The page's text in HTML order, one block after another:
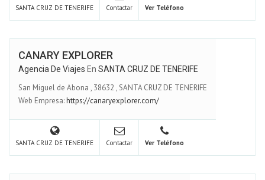
SANTA CRUZ DE TENERIFE Contactar Ver Teléfono
CANARY EXPLORER
Agencia De Viajes En SANTA CRUZ DE TENERIFE
San Miguel de Abona , 38632 ,SANTA CRUZ DE TENERIFE
Web Empresa:https://canaryexplorer.com/
SANTA CRUZ DE TENERIFE Contactar Ver Teléfono